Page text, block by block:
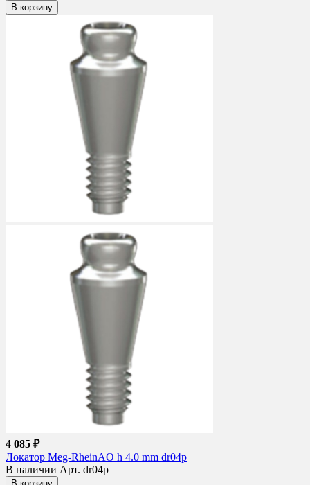
В корзину
4 085 ₽
Локатор Meg-RheinAO h 4.0 mm dr04p
В наличии Арт. dr04p